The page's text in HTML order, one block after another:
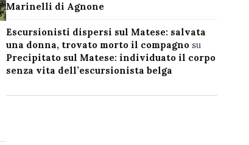
Marinelli di Agnone
Escursionisti dispersi sul Matese: salvata
una donna, trovato morto il compagnosu
Precipitato sul Matese: individuato il corpo
senza vita dell’escursionista belga